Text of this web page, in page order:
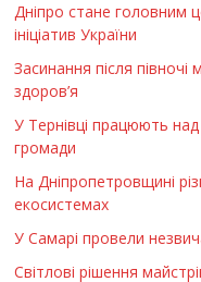
Дніпро стане головним
ініціатив України
Засинання після
здоров’я
У Тернівці працюють
громади
На Дніпропетровщині
екосистемах
У Самарі провели
Світлові рішення